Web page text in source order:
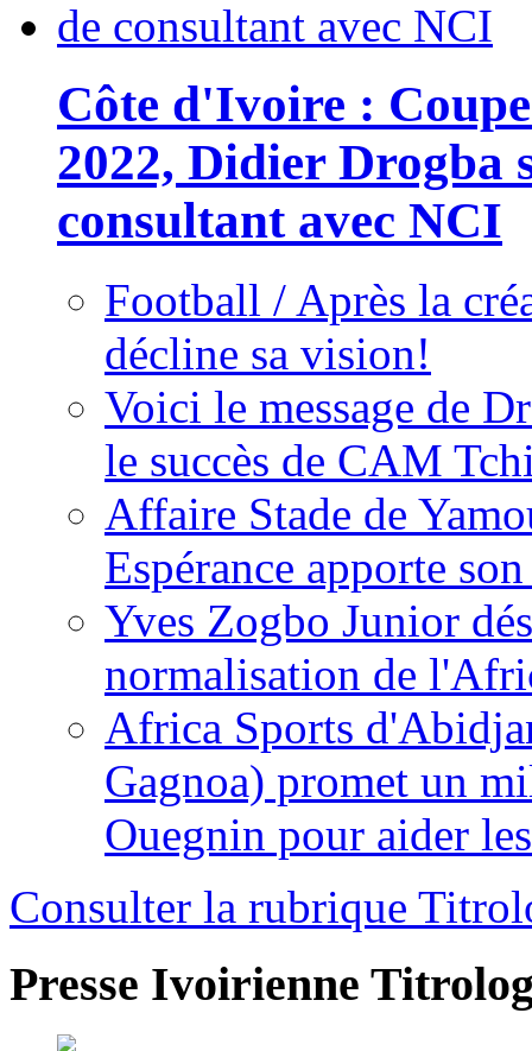
Côte d'Ivoire :
2022, Didier Drogba
consultant avec NCI
Football / Après la
décline sa vision!
Voici le message de
le succès de CAM
Affaire Stade de
Espérance apporte
Yves Zogbo Junior
normalisation de
Africa Sports
Gagnoa) promet un
Ouegnin pour aider
Consulter la rubrique
Presse Ivoirienne